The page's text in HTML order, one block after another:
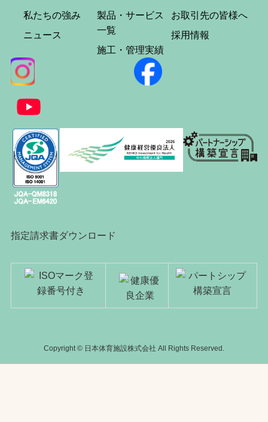
私たちの強み
ニュース
製品・サービス
一覧
施工・管理実績
お取引先の皆様へ
採用情報
指定請求書ダウンロード
Copyright © 日本体育施設株式会社 All Rights Reserved.